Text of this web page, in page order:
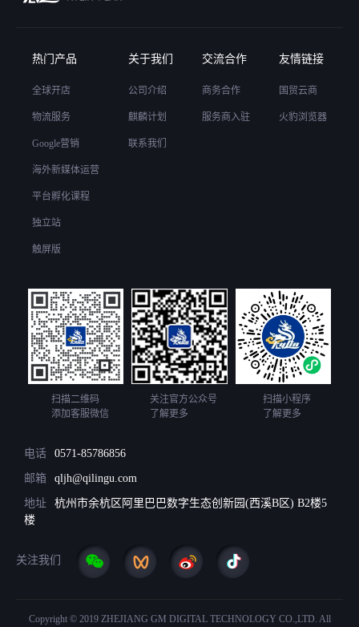
热门产品
全球开店
物流服务
Google营销
海外新媒体运营
平台孵化课程
独立站
触屏版
关于我们
公司介绍
麒麟计划
联系我们
交流合作
商务合作
服务商入驻
友情链接
国贸云商
火豹浏览器
扫描二维码
添加客服微信
关注官方公众号
了解更多
扫描小程序
了解更多
电话 0571-85786856
邮箱 qljh@qilingu.com
地址
杭州市余杭区阿里巴巴数字生态创新园(西溪B区) B2楼5
楼
关注我们
Copyright © 2019 ZHEJIANG GM DIGITAL TECHNOLOGY CO.,LTD. All